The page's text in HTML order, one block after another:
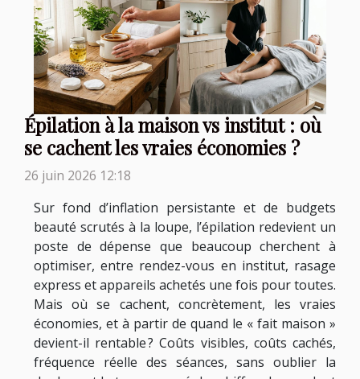
Épilation à la maison vs institut : où
se cachent les vraies économies ?
26 juin 2026 12:18
Sur fond d’inflation persistante et de budgets
beauté scrutés à la loupe, l’épilation redevient un
poste de dépense que beaucoup cherchent à
optimiser, entre rendez-vous en institut, rasage
express et appareils achetés une fois pour toutes.
Mais où se cachent, concrètement, les vraies
économies, et à partir de quand le « fait maison »
devient-il rentable ? Coûts visibles, coûts cachés,
fréquence réelle des séances, sans oublier la